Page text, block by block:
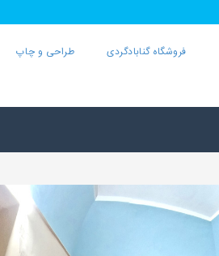
فروشگاه گنابادگردی طراحی و چاپ